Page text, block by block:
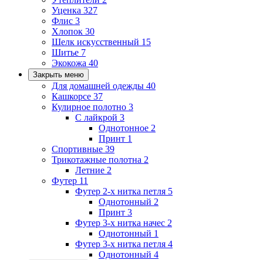
Уценка 327
Флис 3
Хлопок 30
Шелк искусственный 15
Шитье 7
Экокожа 40
Закрыть меню
Для домашней одежды 40
Кашкорсе 37
Кулирное полотно 3
С лайкрой 3
Однотонное 2
Принт 1
Спортивные 39
Трикотажные полотна 2
Летние 2
Футер 11
Футер 2-х нитка петля 5
Однотонный 2
Принт 3
Футер 3-х нитка начес 2
Однотонный 1
Футер 3-х нитка петля 4
Однотонный 4